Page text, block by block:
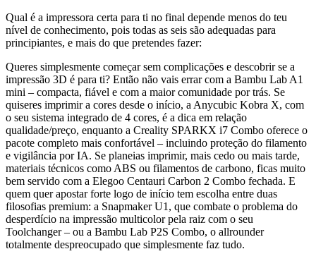
Qual é a impressora certa para ti no final depende menos do teu
nível de conhecimento, pois todas as seis são adequadas para
principiantes, e mais do que pretendes fazer:
Queres simplesmente começar sem complicações e descobrir se a
impressão 3D é para ti? Então não vais errar com a Bambu Lab A1
mini – compacta, fiável e com a maior comunidade por trás. Se
quiseres imprimir a cores desde o início, a Anycubic Kobra X, com
o seu sistema integrado de 4 cores, é a dica em relação
qualidade/preço, enquanto a Creality SPARKX i7 Combo oferece o
pacote completo mais confortável – incluindo proteção do filamento
e vigilância por IA. Se planeias imprimir, mais cedo ou mais tarde,
materiais técnicos como ABS ou filamentos de carbono, ficas muito
bem servido com a Elegoo Centauri Carbon 2 Combo fechada. E
quem quer apostar forte logo de início tem escolha entre duas
filosofias premium: a Snapmaker U1, que combate o problema do
desperdício na impressão multicolor pela raiz com o seu
Toolchanger – ou a Bambu Lab P2S Combo, o allrounder
totalmente despreocupado que simplesmente faz tudo.